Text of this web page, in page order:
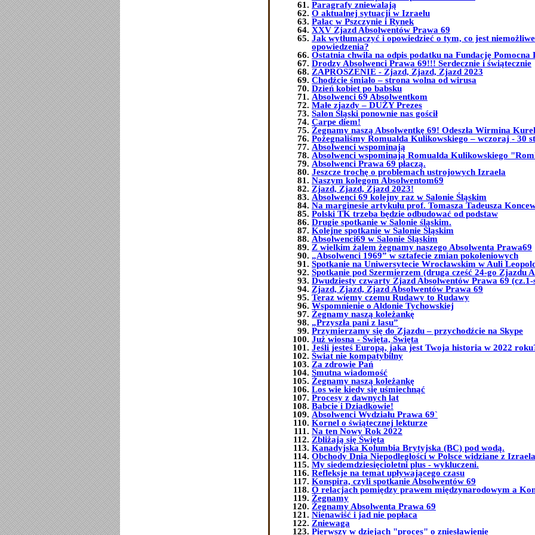
Paragrafy zniewalają
O aktualnej sytuacji w Izraelu
Pałac w Pszczynie i Rynek
XXV Zjazd Absolwentów Prawa 69
Jak wytłumaczyć i opowiedzieć o tym, co jest
opowiedzenia?
Ostatnia chwila na odpis podatku na Fundację Pomocna
Drodzy Absolwenci Prawa 69!!! Serdecznie i świątecznie
ZAPROSZENIE - Zjazd, Zjazd, Zjazd 2023
Chodźcie śmiało – strona wolna od wirusa
Dzień kobiet po babsku
Absolwenci 69 Absolwentkom
Małe zjazdy – DUŻY Prezes
Salon Śląski ponownie nas gościł
Carpe diem!
Żegnamy naszą Absolwentkę 69! Odeszła Wirmina
Pożegnaliśmy Romualda Kulikowskiego – wczoraj - 30
Absolwenci wspominają
Absolwenci wspominają Romualda Kulikowskiego
Absolwenci Prawa 69 płaczą.
Jeszcze trochę o problemach ustrojowych Izraela
Naszym kolegom Absolwentom69
Zjazd, Zjazd, Zjazd 2023!
Absolwenci 69 kolejny raz w Salonie Śląskim
Na marginesie artykułu prof. Tomasza Tadeusza
Polski TK trzeba będzie odbudować od podstaw
Drugie spotkanie w Salonie śląskim.
Kolejne spotkanie w Salonie Śląskim
Absolwenci69 w Salonie Śląskim
Z wielkim żalem żegnamy naszego Absolwenta Prawa69
„Absolwenci 1969” w sztafecie zmian pokoleniowych
Spotkanie na Uniwersytecie Wrocławskim w Auli
Spotkanie pod Szermierzem (druga cześć 24-go Zjazdu
Dwudziesty czwarty Zjazd Absolwentów Prawa 69 (cz.1-
Zjazd, Zjazd, Zjazd Absolwentów Prawa 69
Teraz wiemy czemu Rudawy to Rudawy
Wspomnienie o Aldonie Tychowskiej
Żegnamy naszą koleżankę
„Przyszła pani z lasu”
Przymierzamy się do Zjazdu – przychodźcie na Skype
Już wiosna - Święta, Święta
Jeśli jesteś Europą, jaka jest Twoja historia w 2022
Świat nie kompatybilny
Za zdrowie Pań
Smutna wiadomość
Żegnamy naszą koleżankę
Los wie kiedy się uśmiechnąć
Procesy z dawnych lat
Babcie i Dziadkowie!
Absolwenci Wydziału Prawa 69`
Kornel o świątecznej lekturze
Na ten Nowy Rok 2022
Zbliżają się Święta
Kanadyjska Kolumbia Brytyjska (BC) pod wodą.
Obchody Dnia Niepodległości w Polsce widziane z Izraela
My siedemdziesięcioletni plus - wykluczeni.
Refleksje na temat upływającego czasu
Konspira, czyli spotkanie Absolwentów 69
O relacjach pomiędzy prawem międzynarodowym a
Żegnamy
Żegnamy Absolwenta Prawa 69
Nienawiść i jad nie popłaca
Zniewaga
Pierwszy w dziejach "proces" o zniesławienie